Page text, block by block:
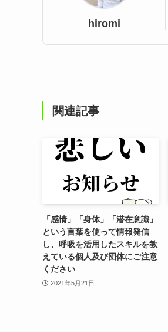
hiromi
関連記事
「感情」「身体」「潜在意識」
という言葉を使って情報発信
し、呼吸を活用したスキルを教
えている個人及び団体にご注意
ください
2021年5月21日